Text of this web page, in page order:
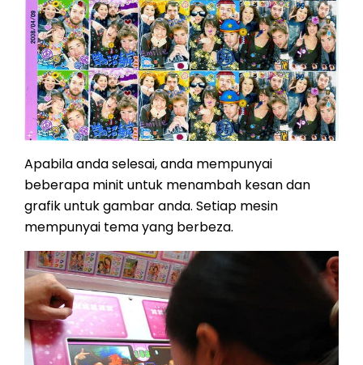
Apabila anda selesai, anda mempunyai
beberapa minit untuk menambah kesan dan
grafik untuk gambar anda. Setiap mesin
mempunyai tema yang berbeza.